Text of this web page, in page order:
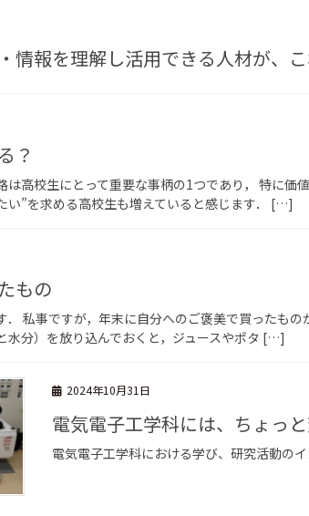
情報を理解し活用できる人材が、
？
は高校生にとって重要な事柄の1つであり， 特に
”を求める高校生も増えていると感じます． […]
もの
． 私事ですが，年末に自分へのご褒美で買ったも
水分）を放り込んでおくと，ジュースやポタ […]
2024年10月31日
電気電子工学科には、ちょっ
電気電子工学科における学び、研究活動の